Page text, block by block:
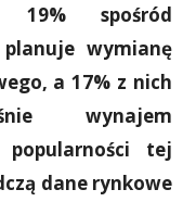
19% spośród
wymianę
a 17% z nich
wynajem
popularności tej
dane rynkowe